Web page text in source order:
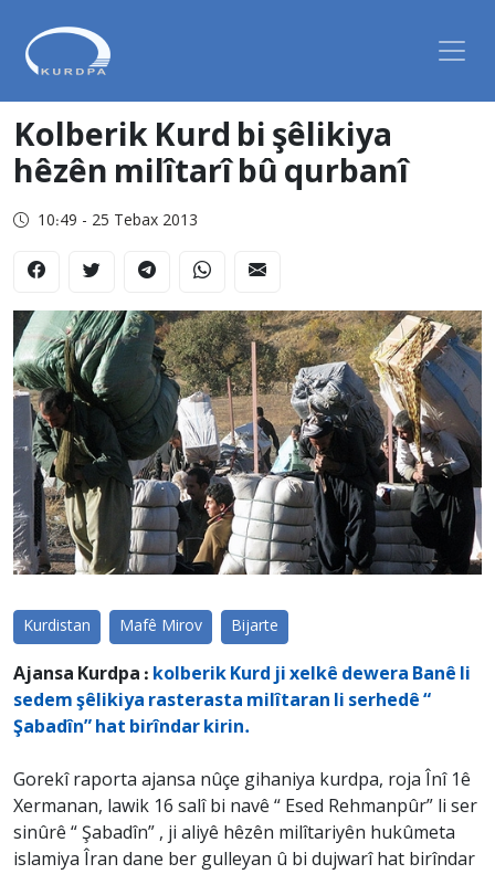
Kolberik Kurd bi şêlikiya
hêzên milîtarî bû qurbanî
10:49 - 25 Tebax 2013
Kurdistan Mafê Mirov Bijarte
Ajansa Kurdpa : kolberik Kurd ji xelkê dewera Banê li
sedem şêlikiya rasterasta milîtaran li serhedê “
Şabadîn” hat birîndar kirin.
Gorekî raporta ajansa nûçe gihaniya kurdpa, roja Înî 1ê
Xermanan, lawik 16 salî bi navê “ Esed Rehmanpûr” li ser
sinûrê “ Şabadîn” , ji aliyê hêzên milîtariyên hukûmeta
islamiya Îran dane ber gulleyan û bi dujwarî hat birîndar